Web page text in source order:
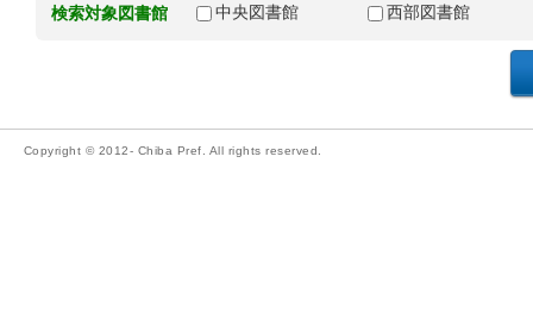
検索対象図書館 中央図書館 西部図書館
Copyright © 2012- Chiba Pref. All rights reserved.